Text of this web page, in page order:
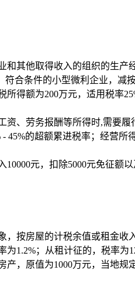
和其他取得收入的组织的生产
符合条件的小型微利企业，减
所得额为200万元，适用税率
资、劳务报酬等所得时,需要履
- 45%的超额累进税率；经营
10000元，扣除5000元免征额
，按房屋的计税余值或租金收
为1.2%；从租计征的，税率为
产，原值为1000万元，当地规